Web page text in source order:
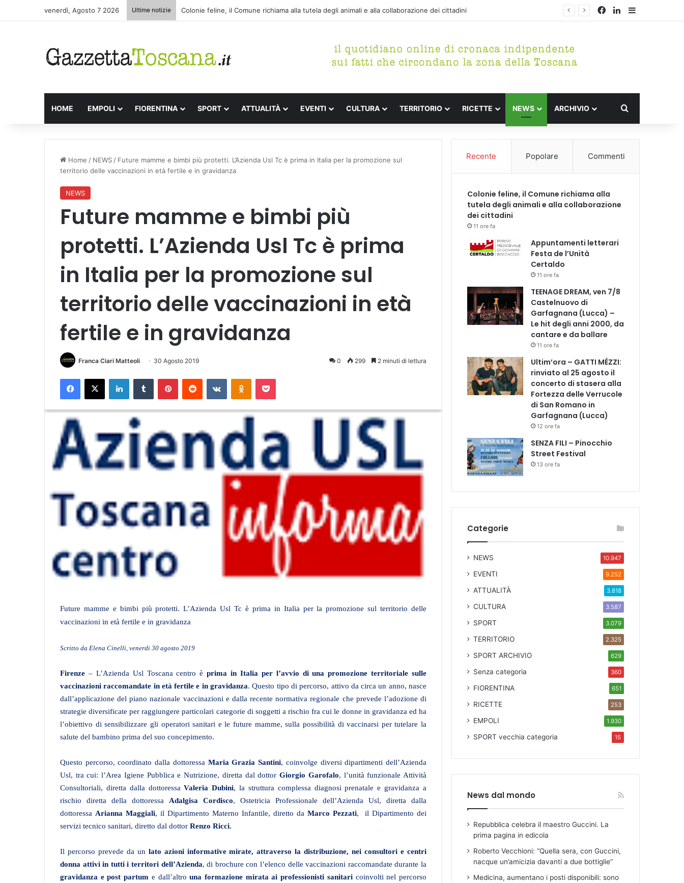
venerdì, Agosto 7 2026 Ultime notizie Appuntamenti letterari Festa de l’Unità Certaldo Facebook
LinkedIn
HOME EMPOLI FIORENTINA SPORT ATTUALITÀ EVENTI CULTURA TERRITORIO RICETTE NEWS ARCHIVIO
Home / NEWS / Future mamme e bimbi più protetti. L’Azienda Usl Tc è prima in Italia per la promozione sul
territorio delle vaccinazioni in età fertile e in gravidanza
NEWS
Future mamme e bimbi più
protetti. L’Azienda Usl Tc è prima
in Italia per la promozione sul
territorio delle vaccinazioni in età
fertile e in gravidanza
Franca Ciari Matteoli 30 Agosto 2019 0 299 2 minuti di lettura
Future mamme e bimbi più protetti. L’Azienda Usl Tc è prima in Italia per la promozione sul territorio delle
vaccinazioni in età fertile e in gravidanza
Scritto da Elena Cinelli, venerdi 30 agosto 2019
Firenze – L’Azienda Usl Toscana centro èprima in Italia per l’avvio di una promozione territoriale sulle
vaccinazioni raccomandate in età fertile e in gravidanza. Questo tipo di percorso, attivo da circa un anno, nasce
dall’applicazione del piano nazionale vaccinazioni e dalla recente normativa regionale che prevede l’adozione di
strategie diversificate per raggiungere particolari categorie di soggetti a rischio fra cui le donne in gravidanza ed ha
l’obiettivo di sensibilizzare gli operatori sanitari e le future mamme, sulla possibilità di vaccinarsi per tutelare la
salute del bambino prima del suo concepimento.
Questo percorso, coordinato dalla dottoressa Maria Grazia Santini, coinvolge diversi dipartimenti dell’Azienda
Usl, tra cui: l’Area Igiene Pubblica e Nutrizione, diretta dal dottorGiorgio Garofalo, l’unità funzionale Attività
Consultoriali, diretta dalla dottoressaValeria Dubini, la struttura complessa diagnosi prenatale e gravidanza a
rischio diretta della dottoressa Adalgisa Cordisco, Ostetricia Professionale dell’Azienda Usl, diretta dalla
dottoressa Arianna Maggiali, il Dipartimento Materno Infantile, diretto da Marco Pezzati, il Dipartimento dei
servizi tecnico sanitari, diretto dal dottor Renzo Ricci.
Il percorso prevede da un lato azioni informative mirate, attraverso la distribuzione, nei consultori e centri
donna attivi in tutti i territori dell’Azienda, di brochure con l’elenco delle vaccinazioni raccomandate durante la
gravidanza e post partum e dall’altrouna formazione mirata ai professionisti sanitari coinvolti nel percorso
Recente Popolare Commenti
Colonie feline, il Comune richiama alla
tutela degli animali e alla collaborazione
dei cittadini
11 ore fa
Appuntamenti letterari
Festa de l’Unità
Certaldo
11 ore fa
TEENAGE DREAM, ven 7/8
Castelnuovo di
Garfagnana (Lucca) –
Le hit degli anni 2000, da
cantare e da ballare
11 ore fa
Ultim’ora – GATTI MÉZZI:
rinviato al 25 agosto il
concerto di stasera alla
Fortezza delle Verrucole
di San Romano in
Garfagnana (Lucca)
12 ore fa
SENZA FILI – Pinocchio
Street Festival
13 ore fa
Categorie
NEWS 10.947
EVENTI 9.252
ATTUALITÀ 3.818
CULTURA 3.587
SPORT 3.079
TERRITORIO 2.325
SPORT ARCHIVIO 629
Senza categoria 360
FIORENTINA 651
RICETTE 253
EMPOLI 1.930
SPORTvecchia categoria 15
News dal mondo
Repubblica celebra il maestro Guccini. La
prima pagina in edicola
Roberto Vecchioni: “Quella sera, con Guccini,
nacque un’amicizia davanti a due bottiglie”
Medicina, aumentano i posti disponibili: sono